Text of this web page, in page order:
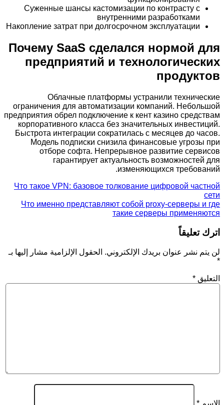
Суженные шансы кастомизации по контрасту с
внутренними разработками
Накопление затрат при долгосрочном эксплуатации
Почему SaaS сделался нормой для
предприятий и технологических
продуктов
Облачные платформы устранили технические
ограничения для автоматизации компаний. Небольшой
предприятия обрел подключение к кент казино средствам
корпоративного класса без значительных инвестиций.
Быстрота интеграции сократилась с месяцев до часов.
Модель подписки снизила финансовые угрозы при
отборе софта. Непрерывное развитие сервисов
гарантирует актуальность возможностей для
изменяющихся требований.
Что такое VPN: базовое толкование цифровой частной
сети
Что именно представляют собой proxy-серверы и где
такие серверы применяются
اترك تعليقاً
لن يتم نشر عنوان بريدك الإلكتروني. الحقول الإلزامية مشار إليها بـ
*
التعليق *